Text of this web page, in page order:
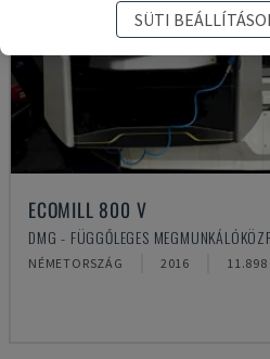
ECOMILL 800 V
DMG - FÜGGŐLEGES
NÉMETORSZÁG 2016 11.898
SÜTI